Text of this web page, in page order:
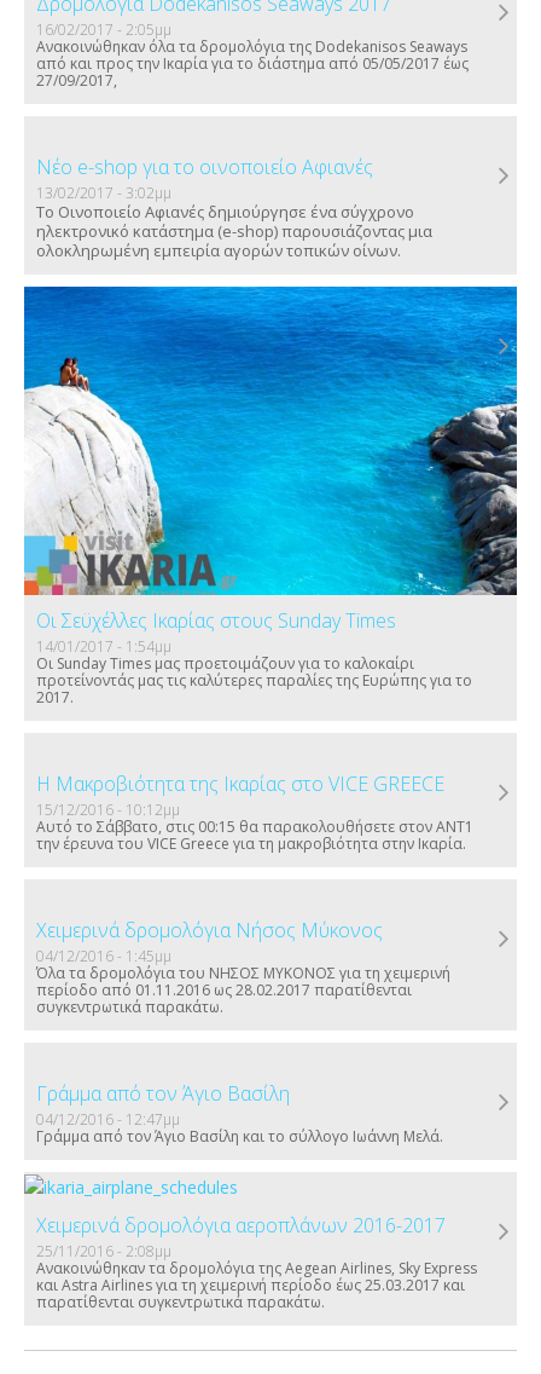
16/02/2017 - 2:05μμ
Ανακοινώθηκαν όλα τα δρομολόγια της Dodekanisos Seaways
από και προς την Ικαρία για το διάστημα από 05/05/2017 έως
27/09/2017,
Νέο e-shop για το οινοποιείο Αφιανές
13/02/2017 - 3:02μμ
Το Οινοποιείο Αφιανές δημιούργησε ένα σύγχρονο
ηλεκτρονικό κατάστημα (e-shop) παρουσιάζοντας μια
ολοκληρωμένη εμπειρία αγορών τοπικών οίνων.
Οι Σεϋχέλλες Ικαρίας στους Sunday Times
14/01/2017 - 1:54μμ
Οι Sunday Times μας προετοιμάζουν για το καλοκαίρι
προτείνοντάς μας τις καλύτερες παραλίες της Ευρώπης για το
2017.
Η Μακροβιότητα της Ικαρίας στο VICE GREECE
15/12/2016 - 10:12μμ
Αυτό το Σάββατο, στις 00:15 θα παρακολουθήσετε στον ANT1
την έρευνα του VICE Greece για τη μακροβιότητα στην Ικαρία.
Χειμερινά δρομολόγια Νήσος Μύκονος
04/12/2016 - 1:45μμ
Όλα τα δρομολόγια του ΝΗΣΟΣ ΜΥΚΟΝΟΣ για τη χειμερινή
περίοδο από 01.11.2016 ως 28.02.2017 παρατίθενται
συγκεντρωτικά παρακάτω.
Γράμμα από τον Άγιο Βασίλη
04/12/2016 - 12:47μμ
Γράμμα από τον Άγιο Βασίλη και το σύλλογο Ιωάννη Μελά.
Χειμερινά δρομολόγια αεροπλάνων 2016-2017
25/11/2016 - 2:08μμ
Ανακοινώθηκαν τα δρομολόγια της Aegean Airlines, Sky Express
και Astra Airlines για τη χειμερινή περίοδο έως 25.03.2017 και
παρατίθενται συγκεντρωτικά παρακάτω.